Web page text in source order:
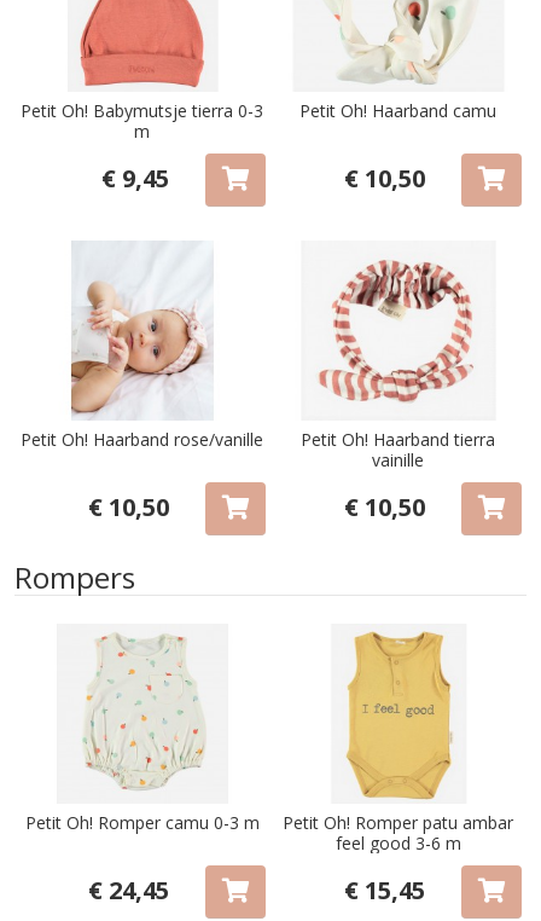
Petit Oh! Babymutsje tierra 0-3
m
€ 9,45
Petit Oh! Haarband camu
€ 10,50
Petit Oh! Haarband rose/vanille
€ 10,50
Petit Oh! Haarband tierra
vainille
€ 10,50
Rompers
Petit Oh! Romper camu 0-3 m
€ 24,45
Petit Oh! Romper patu ambar
feel good 3-6 m
€ 15,45